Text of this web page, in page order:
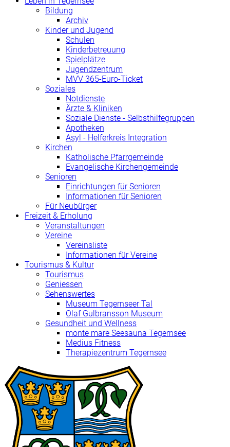
Bildung
Archiv
Kinder und Jugend
Schulen
Kinderbetreuung
Spielplätze
Jugendzentrum
MVV 365-Euro-Ticket
Soziales
Notdienste
Ärzte & Kliniken
Soziale Dienste - Selbsthilfegruppen
Apotheken
Asyl - Helferkreis Integration
Kirchen
Katholische Pfarrgemeinde
Evangelische Kirchengemeinde
Senioren
Einrichtungen für Senioren
Informationen für Senioren
Für Neubürger
Freizeit & Erholung
Veranstaltungen
Vereine
Vereinsliste
Informationen für Vereine
Tourismus & Kultur
Tourismus
Geniessen
Sehenswertes
Museum Tegernseer Tal
Olaf Gulbransson Museum
Gesundheit und Wellness
monte mare Seesauna Tegernsee
Medius Fitness
Therapiezentrum Tegernsee